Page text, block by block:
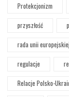
Protekcjonizm
przyszłość
rada unii europejskiej
regulacje
Relacje Polsko-